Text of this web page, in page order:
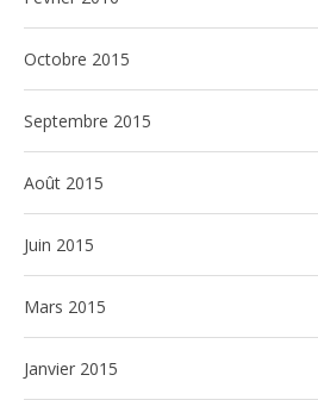
octobre 2015
septembre 2015
août 2015
juin 2015
mars 2015
janvier 2015